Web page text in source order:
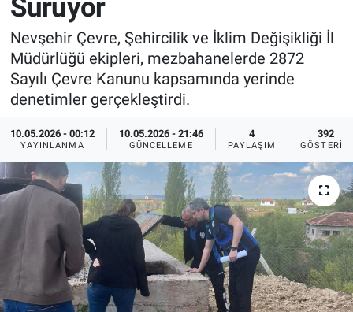
Sürüyor
Nevşehir Çevre, Şehircilik ve İklim Değişikliği İl
Müdürlüğü ekipleri, mezbahanelerde 2872
Sayılı Çevre Kanunu kapsamında yerinde
denetimler gerçekleştirdi.
10.05.2026 - 00:12
YAYINLANMA
10.05.2026 - 21:46
GÜNCELLEME
4
PAYLAŞIM
392
GÖSTERIM
Sağlık
Yerel
Genel
Asayiş
İlan - Duyuru- Mesaj
Türkiye Gündemi
Sizden Gelenler
Yaşam
Sağlık
Eğitim
Kültür
İlan - Duyuru- Mesaj
Türkiye Gündemi
Sizden Gelenler